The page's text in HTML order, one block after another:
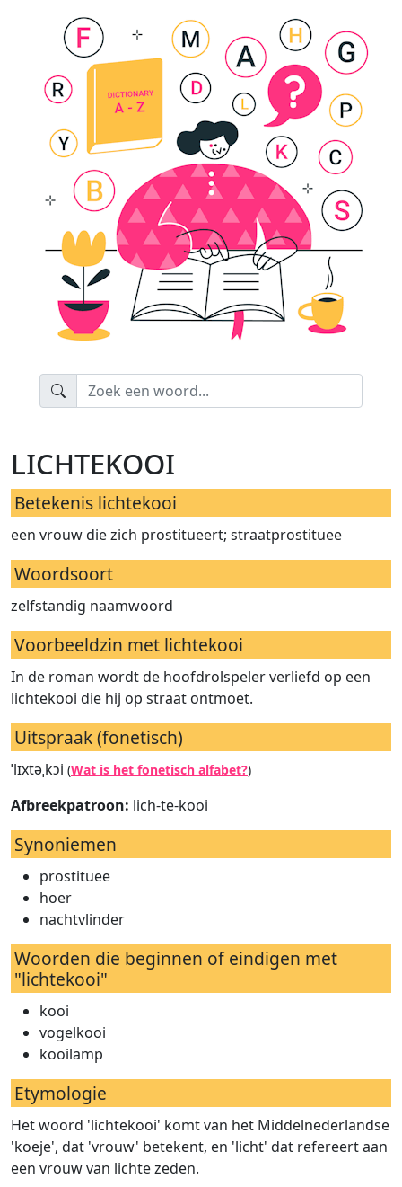
lichtekooi
Betekenis lichtekooi
een vrouw die zich prostitueert; straatprostituee
Woordsoort
zelfstandig naamwoord
Voorbeeldzin met lichtekooi
In de roman wordt de hoofdrolspeler verliefd op een
lichtekooi die hij op straat ontmoet.
Uitspraak (fonetisch)
ˈlɪxtəˌkɔi (Wat is het fonetisch alfabet?)
Afbreekpatroon: lich-te-kooi
Synoniemen
prostituee
hoer
nachtvlinder
Woorden die beginnen of eindigen met
"lichtekooi"
kooi
vogelkooi
kooilamp
Etymologie
Het woord 'lichtekooi' komt van het Middelnederlandse
'koeje', dat 'vrouw' betekent, en 'licht' dat refereert aan
een vrouw van lichte zeden.